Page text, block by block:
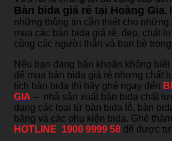
Bàn bida giá rẻ tại Hoàng Gia,
những thông tin cần thiết cho những
mua các bàn bida giá rẻ, đẹp, chất
cùng các người thân và bạn bè
Nếu bạn đang băn khoăn không
để mua bàn bida giá rẻ nhưng chất
tích bàn bida thì hãy ghé ngay đến
GIA – nhà sản xuất bàn bida chất
dạng các loại từ bàn bida lỗ, bàn
băng và các phụ kiện bida. Ghé
HOTLINE 1900 9999 58 để được tư